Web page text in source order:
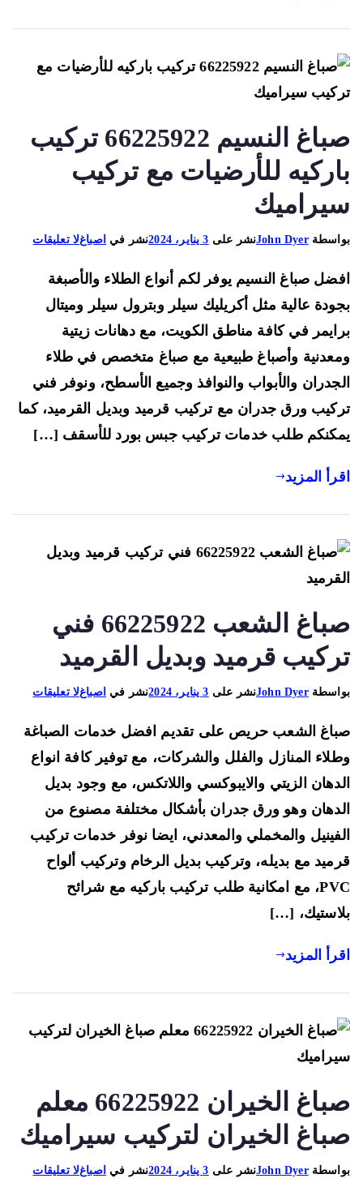
صباغ النسيم 66225922 تركيب
للأرضيات مع تركيب
John Dyerنشر على3 يناير، 2024 نشر في اصباغلا تعليقاتعلى
النسيم
66225922
للأرضيات
مع
تركيب
صباغ النسيم يوفر لكم أنواع الطلاء والأصبغة
عالية مثل أكريليك سيلر وبترول سيلر وميتال
في كافة مناطق الكويت، مع دهانات زيتية
وأصباغ طبيعية مع صباغ متخصص في طلاء
والأبواب والنوافذ وجميع الأسطح، ونوفر فني
ورق جدران مع تركيب قرميد وبديل القرميد، كما
طلب خدمات تركيب جبس بورد للأسقف […]
المزيد
صباغ الشعب 66225922 فني
قرميد وبديل القرميد
John Dyerنشر على3 يناير، 2024 نشر في اصباغلا تعليقاتعلى
الشعب
66225922
تركيب
قرميد
وبديل
الشعب حريص على تقديم افضل خدمات الصباغة
المنازل والفلل والشركات، مع توفير كافة انواع
الزيتي والايبوكسي واللاتكس، مع وجود بديل
وهو ورق جدران بأشكال مختلفة مصنوع من
والمخملي والمعدني، ايضا نوفر خدمات تركيب
مع بديله، وتركيب بديل الرخام وتركيب ألواح
PVC، مع امكانية طلب تركيب باركيه مع شرائح
[…]
المزيد
صباغ الخيران 66225922 معلم
الخيران لتركيب سيراميك
John Dyerنشر على3 يناير، 2024 نشر في اصباغلا تعليقاتعلى